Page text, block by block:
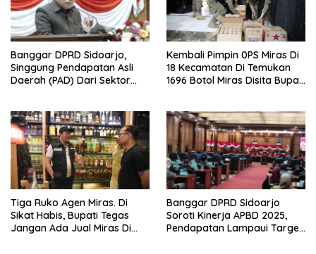
Banggar DPRD Sidoarjo,
Singgung Pendapatan Asli
Daerah (PAD) Dari Sektor
Evaluasi Secara Menyeluruh
Kembali Pimpin 0PS Miras Di
18 Kecamatan Di Temukan
1696 Botol Miras Disita Bupati
Tiga Ruko Agen Miras. Di
Sikat Habis, Bupati Tegas
Jangan Ada Jual Miras Di
Banggar DPRD Sidoarjo
Soroti Kinerja APBD 2025,
Pendapatan Lampaui Target